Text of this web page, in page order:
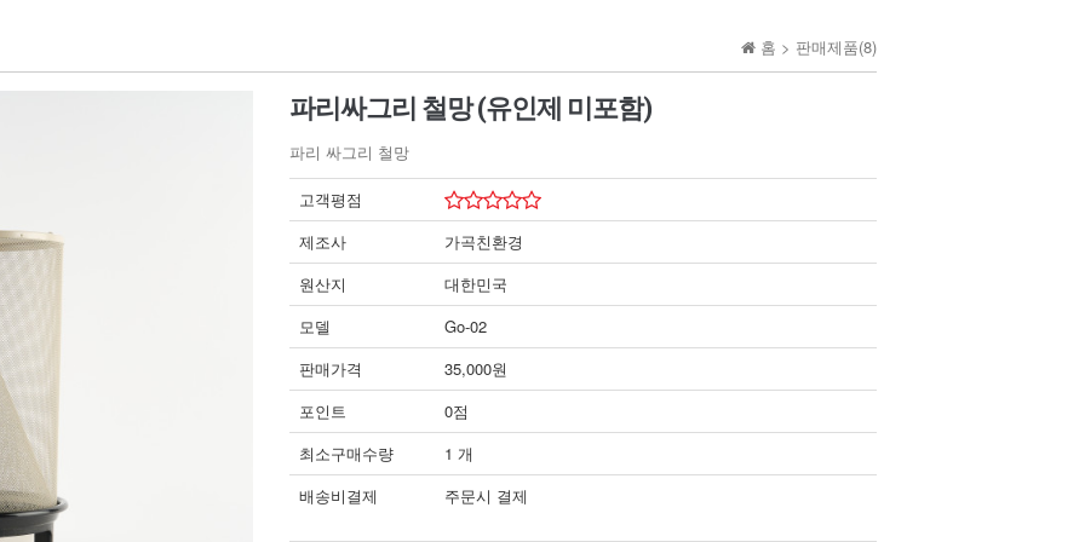
홈 > 판매제품(8)
파리싸그리 철망 (유인제 미포함)
파리 싸그리 철망
고객평점
제조사
가곡친환경
원산지
대한민국
모델
Go-02
판매가격
35,000원
포인트
0점
최소구매수량
1 개
배송비결제
주문시 결제